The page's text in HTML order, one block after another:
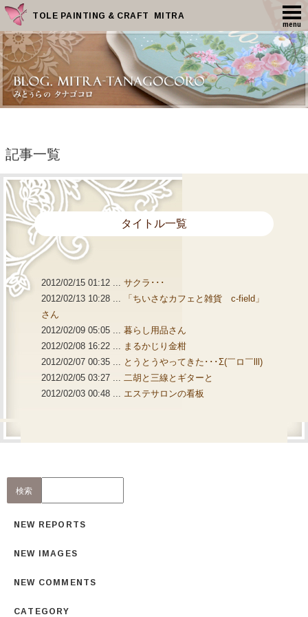
TOLE PAINTING & CRAFT MITRA
menu
記事一覧
タイトル一覧
2012/02/15 01:12 ... サクラ･･･
2012/02/13 10:28 ...
「ちいさなカフェと雑貨 c-field」
さん
2012/02/09 05:05 ... 暮らし用品さん
2012/02/08 16:22 ... まるかじり金柑
2012/02/07 00:35 ... とうとうやってきた･･･Σ(￣ロ￣lll)
2012/02/05 03:27 ... 二胡と三線とギターと
2012/02/03 00:48 ... エステサロンの看板
NEW REPORTS
NEW IMAGES
NEW COMMENTS
CATEGORY